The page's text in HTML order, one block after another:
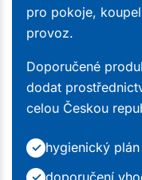
pro pokoje,
provoz.
Doporučené
dodat
celou Českou
✓ hygienický
doporučení